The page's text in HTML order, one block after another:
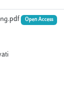
Open Access